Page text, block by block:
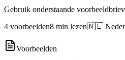
Gebruik onderstaande
4 voorbeelden8 min lezen🇳🇱
Voorbeelden